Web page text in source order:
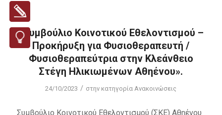
«Συμβούλιο Κοινοτικού Εθελοντισμού –
Προκήρυξη για Φυσιοθεραπευτή /
Φυσιοθεραπεύτρια στην Κλεάνθειο
Στέγη Ηλικιωμένων Αθηένου».
24/10/2023 / στην κατηγορίαΑνακοινώσεις
Συμβούλιο Κοινοτικού Εθελοντισμού (ΣΚΕ) Αθηένου